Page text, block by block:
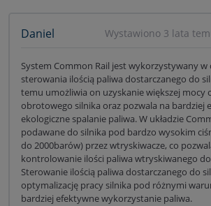
Daniel Wystawiono 3 lata
System Common Rail jest wykorzystywany w
sterowania ilością paliwa dostarczanego do
temu umożliwia on uzyskanie większej mocy
obrotowego silnika oraz pozwala na bardziej
ekologiczne spalanie paliwa. W układzie
podawane do silnika pod bardzo wysokim
do 2000barów) przez wtryskiwacze, co
kontrolowanie ilości paliwa wtryskiwanego
Sterowanie ilością paliwa dostarczanego do
optymalizację pracy silnika pod różnymi
bardziej efektywne wykorzystanie paliwa.